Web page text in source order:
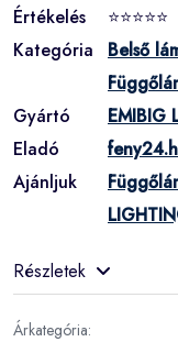
Értékelés
⭐⭐⭐⭐⭐
Kategória
Belső
Gyártó
EMIBIG
Eladó
Ajánljuk
Részletek
Árkategória: